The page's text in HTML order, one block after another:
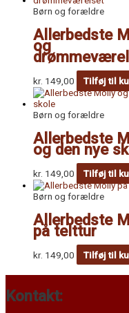
Børn og forældre
Allerbedste
og
kr. 149,00 Tilføj til
Børn og forældre
Allerbedste
og den nye
kr. 149,00 Tilføj til
Børn og forældre
Allerbedste
på telttur
kr. 149,00 Tilføj til
Kontakt: